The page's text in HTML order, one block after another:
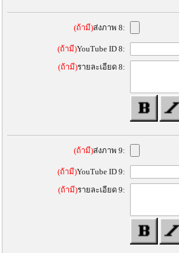
(ถ้ามี)ส่งภาพ 8:
(ถ้ามี)YouTube ID 8:
(ถ้ามี)รายละเอียด 8:
(ถ้ามี)ส่งภาพ 9:
(ถ้ามี)YouTube ID 9:
(ถ้ามี)รายละเอียด 9: